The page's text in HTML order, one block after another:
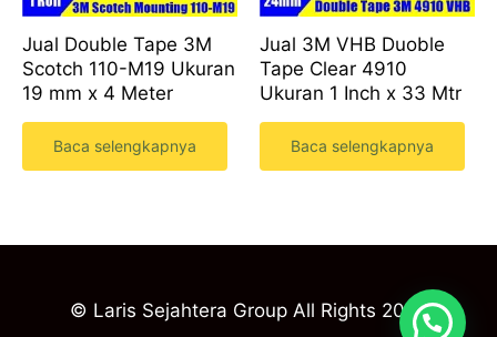
Jual Double Tape 3M
Scotch 110-M19 Ukuran
19 mm x 4 Meter
Baca selengkapnya
Jual 3M VHB Duoble
Tape Clear 4910
Ukuran 1 Inch x 33 Mtr
Baca selengkapnya
© Laris Sejahtera Group All Rights 2023